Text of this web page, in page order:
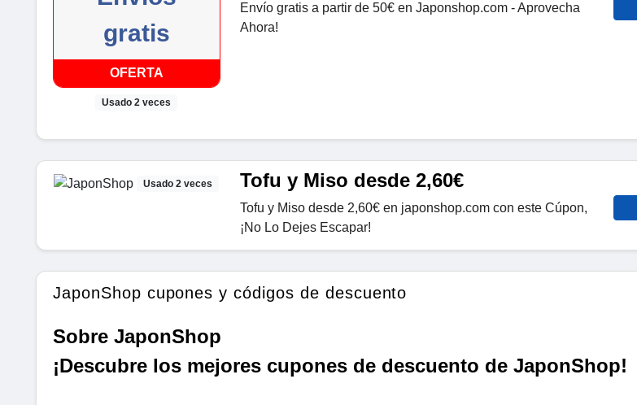
gratis
OFERTA
Usado 2 veces
Envío gratis a partir de 50€ en Japonshop.com - Aprovecha
Ahora!
Usado 2 veces Tofu y Miso desde 2,60€
Tofu y Miso desde 2,60€ en japonshop.com con este Cúpon,
¡No Lo Dejes Escapar!
JaponShop cupones y códigos de descuento
Sobre JaponShop
¡Descubre los mejores cupones de descuento de JaponShop!